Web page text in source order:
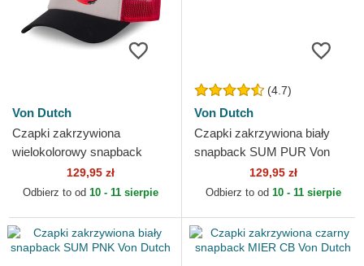
Von Dutch
Czapki zakrzywiona
wielokolorowy snapback
CREW21 Von Dutch
129,95 zł
Odbierz to od 10 - 11 sierpie
(4.7)
Von Dutch
Czapki zakrzywiona biały
snapback SUM PUR Von
129,95 zł
Odbierz to od 10 - 11 sierpie